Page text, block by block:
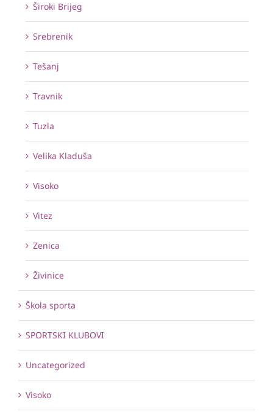
Široki Brijeg
Srebrenik
Tešanj
Travnik
Tuzla
Velika Kladuša
Visoko
Vitez
Zenica
Živinice
Škola sporta
SPORTSKI KLUBOVI
Uncategorized
Visoko